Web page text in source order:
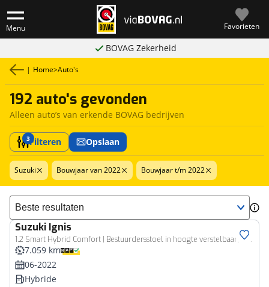
Menu Favorieten
BOVAG Zekerheid
| Home>Auto's
192 auto's gevonden
Alleen auto’s van erkende BOVAG bedrijven
3Filteren Opslaan
Suzuki Bouwjaar van 2022 Bouwjaar t/m 2022
Sorteer resultaten
Suzuki Ignis
1.2 Smart Hybrid Comfort | Bestuurdersstoel in hoogte verstelbaar| Airco|
7.059 km
06-2022
Hybride